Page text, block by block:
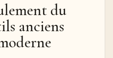
du
anciens